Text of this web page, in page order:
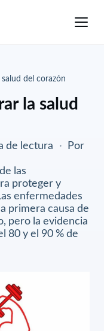
del corazón
la salud
de lectura ·
Por
las
proteger y
enfermedades
primera causa de
pero la evidencia
80 y el 90 % de